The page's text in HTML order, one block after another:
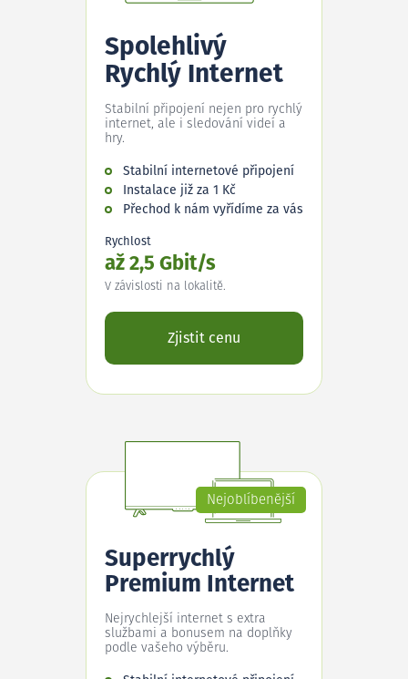
Spolehlivý
Rychlý Internet
Stabilní připojení nejen pro rychlý
internet, ale i sledování videí a
hry.
Stabilní internetové připojení
Instalace již za 1 Kč
Přechod k nám vyřídíme za vás
Rychlost
až 2,5 Gbit/s
V závislosti na lokalitě.
Zjistit cenu
Nejoblíbenější
Superrychlý
Premium Internet
Nejrychlejší internet s extra
službami a bonusem na doplňky
podle vašeho výběru.